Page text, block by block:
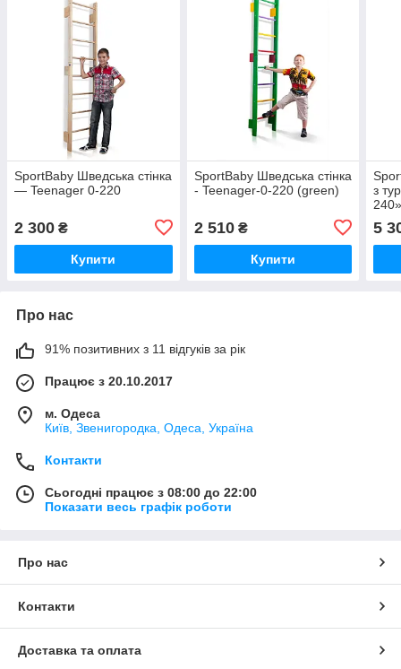
SportBaby Шведська стінка
— Teenager 0-220
2 300 ₴
Купити
SportBaby Шведська стінка
- Teenager-0-220 (green)
2 510₴
Купити
з
5
Про нас
91% позитивних з 11 відгуків за рік
Працює з 20.10.2017
м. Одеса
Київ, Звенигородка, Одеса, Україна
Контакти
Сьогодні працює з 08:00 до 22:00
Показати весь графік роботи
Про нас
Контакти
Доставка та оплата